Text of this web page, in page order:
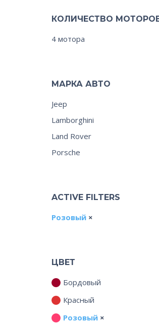
КОЛИЧЕСТВО
4 мотора
МАРКА АВТО
Jeep
Lamborghini
Land Rover
Porsche
ACTIVE FILTERS
Розовый
ЦВЕТ
Бордовый
Красный
Розовый